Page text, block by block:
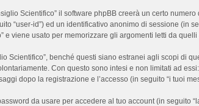
Scientifico” il software phpBB creerà un certo
“user-id”) ed un identificativo anonimo di sessione (in
viene usato per memorizzare gli argomenti letti da
Scientifico”, benché questi siano estranei agli scopi di
Con questo sono intesi e non limitati ad
dopo la registrazione e l’accesso (in seguito “i tuoi
da usare per accedere al tuo account (in seguito